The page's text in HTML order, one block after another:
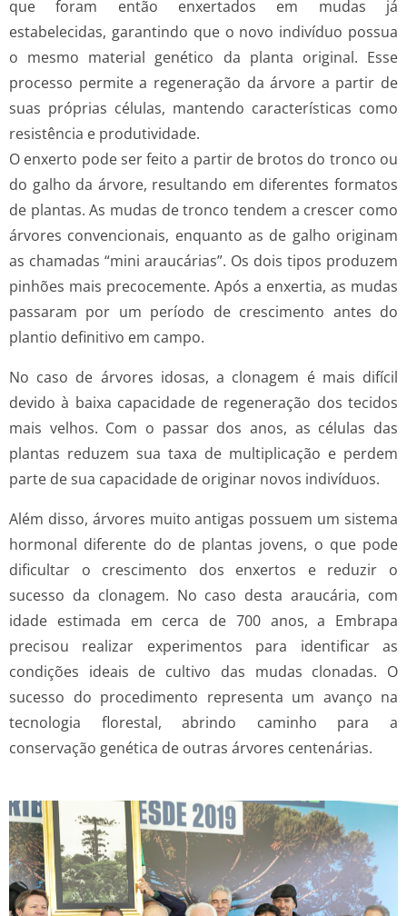
que foram então enxertados em mudas já
estabelecidas, garantindo que o novo indivíduo possua
o mesmo material genético da planta original. Esse
processo permite a regeneração da árvore a partir de
suas próprias células, mantendo características como
resistência e produtividade.
O enxerto pode ser feito a partir de brotos do tronco ou
do galho da árvore, resultando em diferentes formatos
de plantas. As mudas de tronco tendem a crescer como
árvores convencionais, enquanto as de galho originam
as chamadas “mini araucárias”. Os dois tipos produzem
pinhões mais precocemente. Após a enxertia, as mudas
passaram por um período de crescimento antes do
plantio definitivo em campo.
No caso de árvores idosas, a clonagem é mais difícil
devido à baixa capacidade de regeneração dos tecidos
mais velhos. Com o passar dos anos, as células das
plantas reduzem sua taxa de multiplicação e perdem
parte de sua capacidade de originar novos indivíduos.
Além disso, árvores muito antigas possuem um sistema
hormonal diferente do de plantas jovens, o que pode
dificultar o crescimento dos enxertos e reduzir o
sucesso da clonagem. No caso desta araucária, com
idade estimada em cerca de 700 anos, a Embrapa
precisou realizar experimentos para identificar as
condições ideais de cultivo das mudas clonadas. O
sucesso do procedimento representa um avanço na
tecnologia florestal, abrindo caminho para a
conservação genética de outras árvores centenárias.